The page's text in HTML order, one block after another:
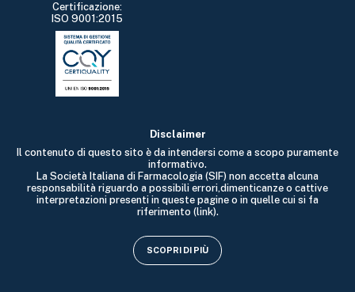
Certificazione:
ISO 9001:2015
Disclaimer
Il contenuto di questo sito è da intendersi come a scopo puramente
informativo.
La Società Italiana di Farmacologia (SIF) non accetta alcuna
responsabilità riguardo a possibili errori,dimenticanze o cattive
interpretazioni presenti in queste pagine o in quelle cui si fa
riferimento (link).
SCOPRI DI PIÙ